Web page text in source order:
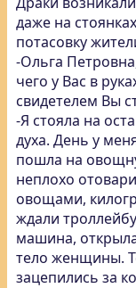
даже на
потасовку
-Ольга
чего у Вас в
свидетелем Вы
-Я стояла на
духа. День у
пошла на
неплохо
овощами,
ждали
машина,
тело женщины.
зацепились за